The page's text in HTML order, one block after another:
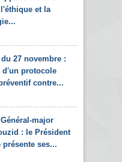
et la
27 novembre :
d'un protocole
contre...
major
: le Président
présente ses...